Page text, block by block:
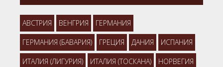
АВСТРИЯ ВЕНГРИЯ ГЕРМАНИЯ
ГЕРМАНИЯ (БАВАРИЯ) ГРЕЦИЯ ДАНИЯ ИСПАНИЯ
ИТАЛИЯ (ЛИГУРИЯ) ИТАЛИЯ (ТОСКАНА) НОРВЕГИЯ